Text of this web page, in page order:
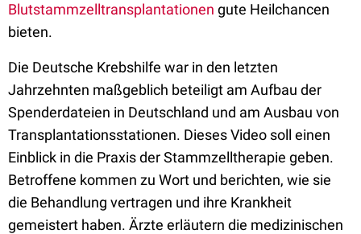
Blutstammzelltransplantationen gute Heilchancen
bieten.
Die Deutsche Krebshilfe war in den letzten
Jahrzehnten maßgeblich beteiligt am Aufbau der
Spenderdateien in Deutschland und am Ausbau von
Transplantationsstationen. Dieses Video soll einen
Einblick in die Praxis der Stammzelltherapie geben.
Betroffene kommen zu Wort und berichten, wie sie
die Behandlung vertragen und ihre Krankheit
gemeistert haben. Ärzte erläutern die medizinischen